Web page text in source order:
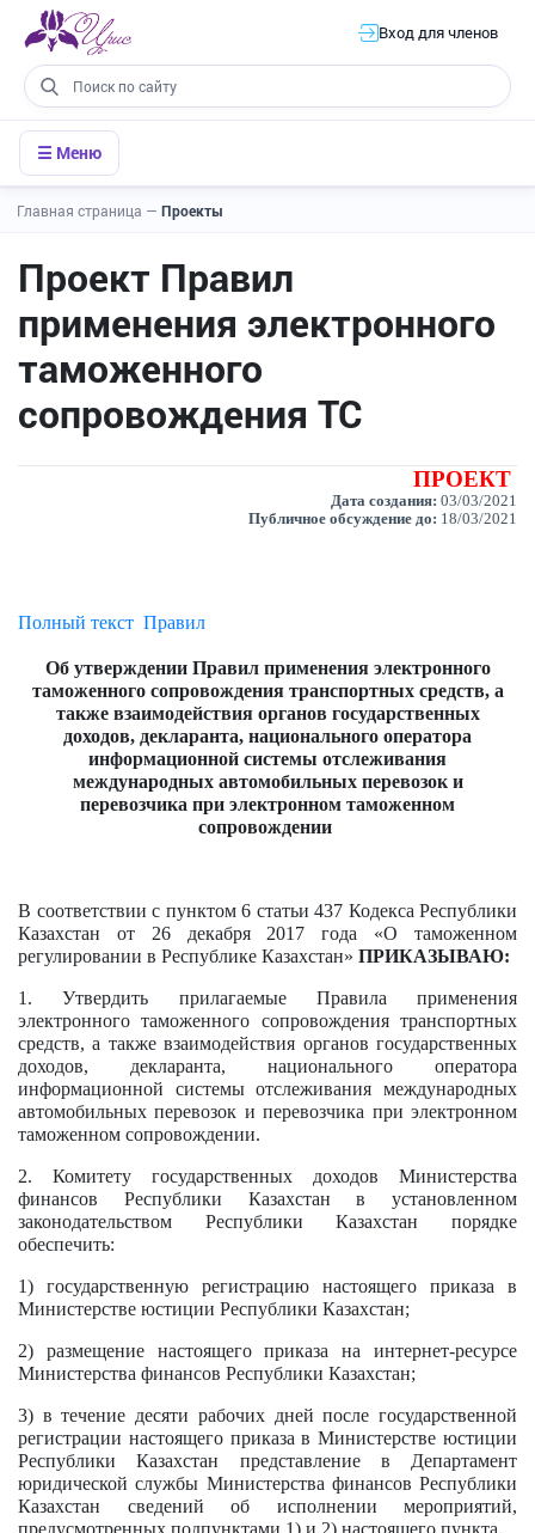
Вход для членов
☰ Меню
Главная страница — Проекты
Проект Правил
применения электронного
таможенного
сопровождения ТС
ПРОЕКТ
Дата создания: 03/03/2021
Публичное обсуждение до: 18/03/2021
Полный текст Правил
Об утверждении Правил применения электронного
таможенного сопровождения транспортных средств, а
также взаимодействия органов государственных
доходов, декларанта, национального оператора
информационной системы отслеживания
международных автомобильных перевозок и
перевозчика при электронном таможенном
сопровождении
В соответствии с пунктом 6 статьи 437 Кодекса Республики
Казахстан от 26 декабря 2017 года «О таможенном
регулировании в Республике Казахстан» ПРИКАЗЫВАЮ:
1. Утвердить прилагаемые Правила применения
электронного таможенного сопровождения транспортных
средств, а также взаимодействия органов государственных
доходов, декларанта, национального оператора
информационной системы отслеживания международных
автомобильных перевозок и перевозчика при электронном
таможенном сопровождении.
2. Комитету государственных доходов Министерства
финансов Республики Казахстан в установленном
законодательством Республики Казахстан порядке
обеспечить:
1) государственную регистрацию настоящего приказа в
Министерстве юстиции Республики Казахстан;
2) размещение настоящего приказа на интернет-ресурсе
Министерства финансов Республики Казахстан;
3) в течение десяти рабочих дней после государственной
регистрации настоящего приказа в Министерстве юстиции
Республики Казахстан представление в Департамент
юридической службы Министерства финансов Республики
Казахстан сведений об исполнении мероприятий,
предусмотренных подпунктами 1) и 2) настоящего пункта.